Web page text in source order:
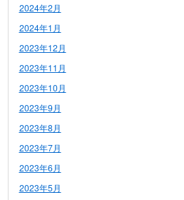
2024年2月
2024年1月
2023年12月
2023年11月
2023年10月
2023年9月
2023年8月
2023年7月
2023年6月
2023年5月